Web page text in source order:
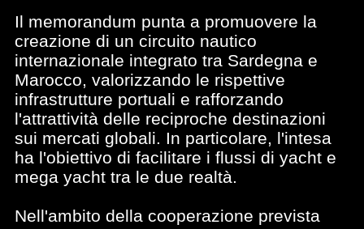
Il memorandum punta a promuovere la
creazione di un circuito nautico
internazionale integrato tra Sardegna e
Marocco, valorizzando le rispettive
infrastrutture portuali e rafforzando
l'attrattività delle reciproche destinazioni
sui mercati globali. In particolare, l'intesa
ha l'obiettivo di facilitare i flussi di yacht e
mega yacht tra le due realtà.
Nell'ambito della cooperazione prevista